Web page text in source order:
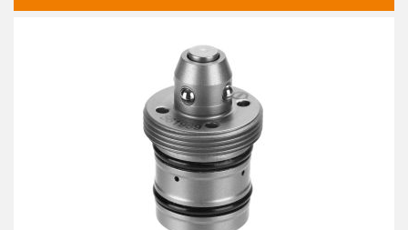
ALS